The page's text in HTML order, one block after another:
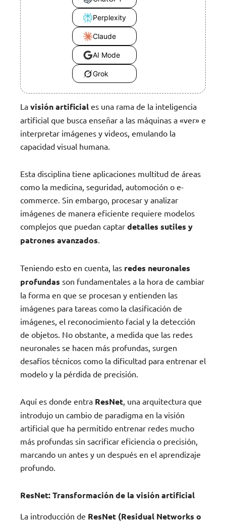
Perplexity
Claude
AI Mode
Grok
La visión artificial es una rama de la inteligencia
artificial que busca enseñar a las máquinas a «ver» e
interpretar imágenes y videos, emulando la
capacidad visual humana.
Esta disciplina tiene aplicaciones multitud de áreas
como la medicina, seguridad, automoción o e-
commerce. Sin embargo, procesar y analizar
imágenes de manera eficiente requiere modelos
complejos que puedan captar detalles sutiles y
patrones avanzados.
Teniendo esto en cuenta, las redes neuronales
profundas son fundamentales a la hora de cambiar
la forma en que se procesan y entienden las
imágenes para tareas como la clasificación de
imágenes, el reconocimiento facial y la detección
de objetos. No obstante, a medida que las redes
neuronales se hacen más profundas, surgen
desafíos técnicos como la dificultad para entrenar el
modelo y la pérdida de precisión.
Aquí es donde entra ResNet, una arquitectura que
introdujo un cambio de paradigma en la visión
artificial que ha permitido entrenar redes mucho
más profundas sin sacrificar eficiencia o precisión,
marcando un antes y un después en el aprendizaje
profundo.
ResNet: Transformación de la visión artificial
La introducción de ResNet (Residual Networks o